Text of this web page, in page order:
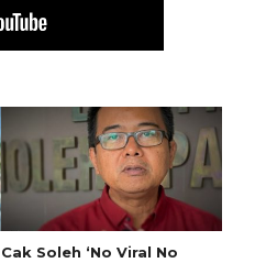
Cak Soleh ‘No Viral No